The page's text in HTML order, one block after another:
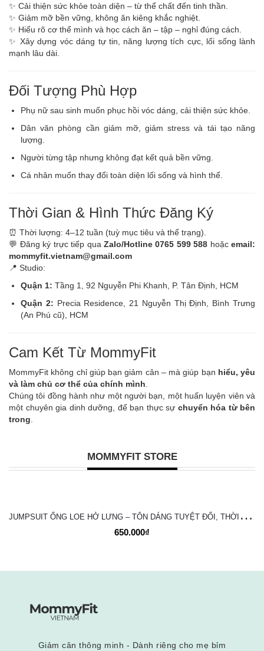
✨ Cải thiện sức khỏe toàn diện – từ thể chất đến tinh thần.
✨ Giảm mỡ bền vững, không ăn kiêng khắc nghiệt.
✨ Hiểu rõ cơ thể mình và học cách ăn – tập – nghỉ đúng cách.
✨ Xây dựng vóc dáng tự tin, năng lượng tích cực, lối sống lành
mạnh lâu dài.
Đối Tượng Phù Hợp
Phụ nữ sau sinh muốn phục hồi vóc dáng, cải thiện sức khỏe.
Dân văn phòng cần giảm mỡ, giảm stress và tái tạo năng
lượng.
Người từng tập nhưng không đạt kết quả bền vững.
Cá nhân muốn thay đổi toàn diện lối sống và hình thể.
Thời Gian & Hình Thức Đăng Ký
⏰ Thời lượng: 4–12 tuần (tuỳ mục tiêu và thể trạng).
💬 Đăng ký trực tiếp qua Zalo/Hotline 0765 599 588 hoặcemail:
mommyfit.vietnam@gmail.com
📍 Studio:
Quận 1: Tầng 1, 92 Nguyễn Phi Khanh, P. Tân Định, HCM
Quận 2: Precia Residence, 21 Nguyễn Thị Định, Bình Trưng
(An Phú cũ), HCM
Cam Kết Từ MommyFit
MommyFit không chỉ giúp bạn giảm cân – mà giúp bạn hiểu, yêu
và làm chủ cơ thể của chính mình.
Chúng tôi đồng hành như một người bạn, một huấn luyện viên và
một chuyên gia dinh dưỡng, để bạn thực sự chuyển hóa từ bên
trong.
MOMMYFIT STORE
J
UMPSUIT ỐNG LOE HỞ LƯNG – TÔN DÁNG TUYỆT ĐỐI, THỜI TRANG VÀ NĂNG ĐỘNG
650.000₫
Giảm cân thông minh - Dành riêng cho mẹ bỉm